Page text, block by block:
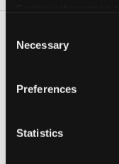
Selection
Necessary
Preferences
Statistics
Introduzione alla
parte